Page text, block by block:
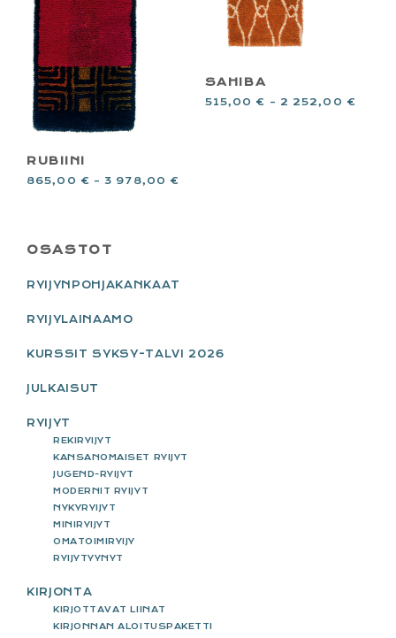
RUBIINI
865,00 € – 3 978,00 €
SAHIBA
515,00 € – 2 252,00 €
PRIMARY
SIDEBAR
OSASTOT
RYIJYNPOHJAKANKAAT
RYIJYLAINAAMO
KURSSIT SYKSY-TALVI 2026
JULKAISUT
RYIJYT
REKIRYIJYT
KANSANOMAISET RYIJYT
JUGEND-RYIJYT
MODERNIT RYIJYT
NYKYRYIJYT
MINIRYIJYT
OMATOIMIRYIJY
RYIJYTYYNYT
KIRJONTA
KIRJOTTAVAT LIINAT
KIRJONNAN ALOITUSPAKETTI